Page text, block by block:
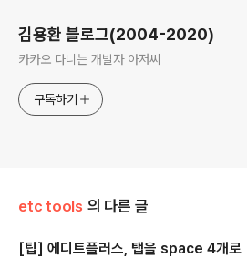
김용환 블로그(2004-2020)
카카오 다니는 개발자 아저씨
구독하기
etc tools 의 다른 글
[팁] 에디트플러스, 탭을 space 4개로